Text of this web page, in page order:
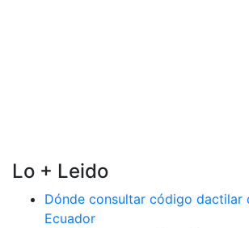
Lo + Leido
Dónde consultar código dactilar
Ecuador